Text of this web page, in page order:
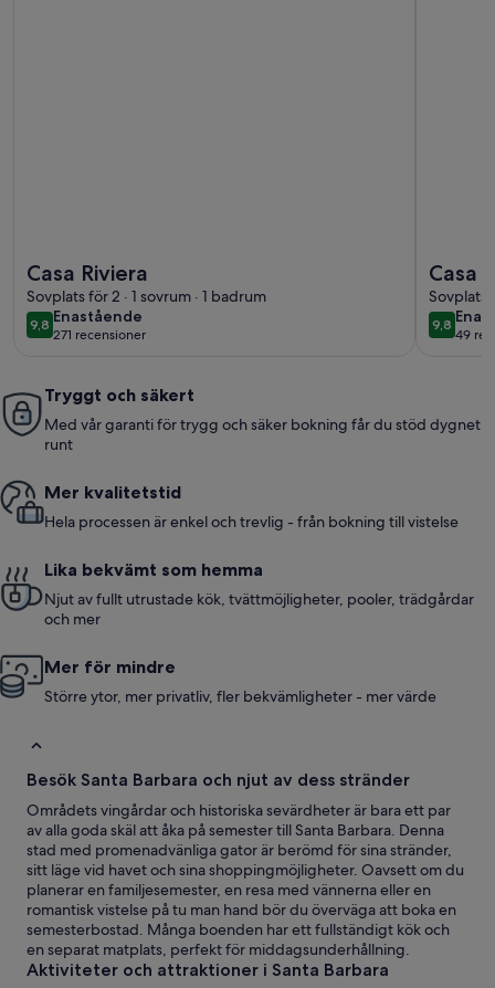
Casa Riviera
Sovplats för 2 · 1 sovrum · 1 badrum
9,89,8 av 10
Enastående
enastående
271 recensioner
(271 recensioner)
Casa
Sovplats
9,89,8 av 10
49
(49
Tryggt och säkert
Med vår garanti för trygg och säker bokning får du stöd dygnet
runt
Mer kvalitetstid
Hela processen är enkel och trevlig - från bokning till vistelse
Lika bekvämt som hemma
Njut av fullt utrustade kök, tvättmöjligheter, pooler, trädgårdar
och mer
Mer för mindre
Större ytor, mer privatliv, fler bekvämligheter - mer värde
Besök Santa Barbara och njut av dess stränder
Områdets vingårdar och historiska sevärdheter är bara ett par
av alla goda skäl att åka på semester till Santa Barbara. Denna
stad med promenadvänliga gator är berömd för sina stränder,
sitt läge vid havet och sina shoppingmöjligheter. Oavsett om du
planerar en familjesemester, en resa med vännerna eller en
romantisk vistelse på tu man hand bör du överväga att boka en
semesterbostad. Många boenden har ett fullständigt kök och
en separat matplats, perfekt för middagsunderhållning.
Aktiviteter och attraktioner i Santa Barbara